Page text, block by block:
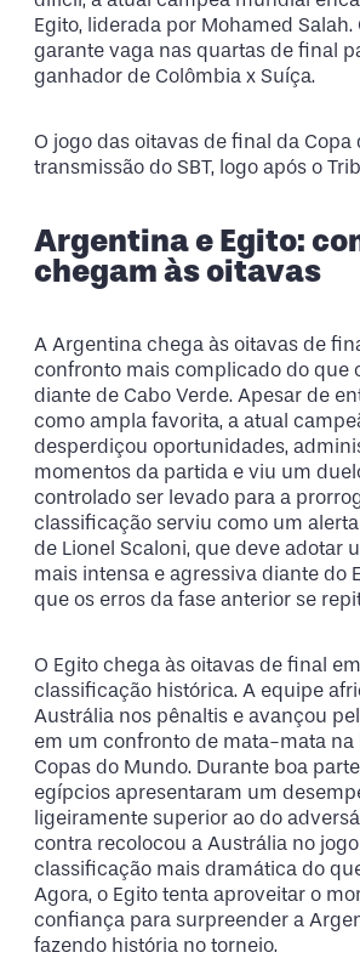
Egito, liderada por Mohamed
garante vaga nas quartas de final
ganhador de Colômbia x Suíça.
O jogo das oitavas de final da Copa
transmissão do SBT, logo após o
Argentina e Egito:
chegam às oitavas
A Argentina chega às oitavas de
confronto mais complicado do que
diante de Cabo Verde. Apesar de
como ampla favorita, a atual
desperdiçou oportunidades,
momentos da partida e viu um
controlado ser levado para a
classificação serviu como um
de Lionel Scaloni, que deve adotar
mais intensa e agressiva diante do
que os erros da fase anterior se
O Egito chega às oitavas de final
classificação histórica. A equipe
Austrália nos pênaltis e avançou
em um confronto de mata-mata na
Copas do Mundo. Durante boa
egípcios apresentaram um
ligeiramente superior ao do
contra recolocou a Austrália no
classificação mais dramática do
Agora, o Egito tenta aproveitar o
confiança para surpreender a
fazendo história no torneio.